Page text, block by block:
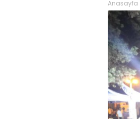
Anasayfa